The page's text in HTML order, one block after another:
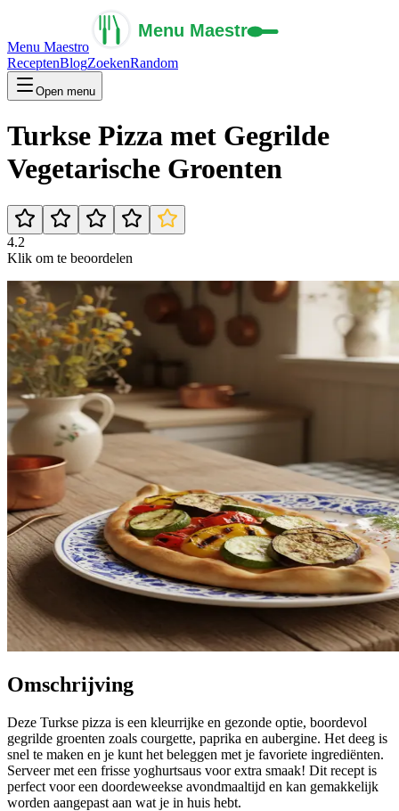
Menu Maestro
ReceptenBlogZoekenRandom
Open menu
Turkse Pizza met Gegrilde
Vegetarische Groenten
4.2
Klik om te beoordelen
Omschrijving
Deze Turkse pizza is een kleurrijke en gezonde optie, boordevol
gegrilde groenten zoals courgette, paprika en aubergine. Het deeg is
snel te maken en je kunt het beleggen met je favoriete ingrediënten.
Serveer met een frisse yoghurtsaus voor extra smaak! Dit recept is
perfect voor een doordeweekse avondmaaltijd en kan gemakkelijk
worden aangepast aan wat je in huis hebt.